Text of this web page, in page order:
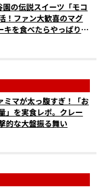
園の伝説スイーツ「モコ
！ファン大歓喜のマグ
キを食べたらやっぱり最
ミマが太っ腹すぎ！「お
」を実食レポ。クレー
的な大盤振る舞い